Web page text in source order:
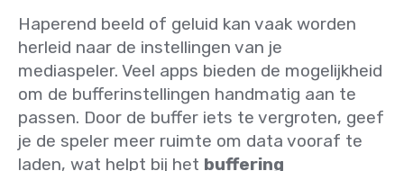
Haperend beeld of geluid kan vaak worden
herleid naar de instellingen van je
mediaspeler. Veel apps bieden de mogelijkheid
om de bufferinstellingen handmatig aan te
passen. Door de buffer iets te vergroten, geef
je de speler meer ruimte om data vooraf te
laden, wat helpt bij het buffering